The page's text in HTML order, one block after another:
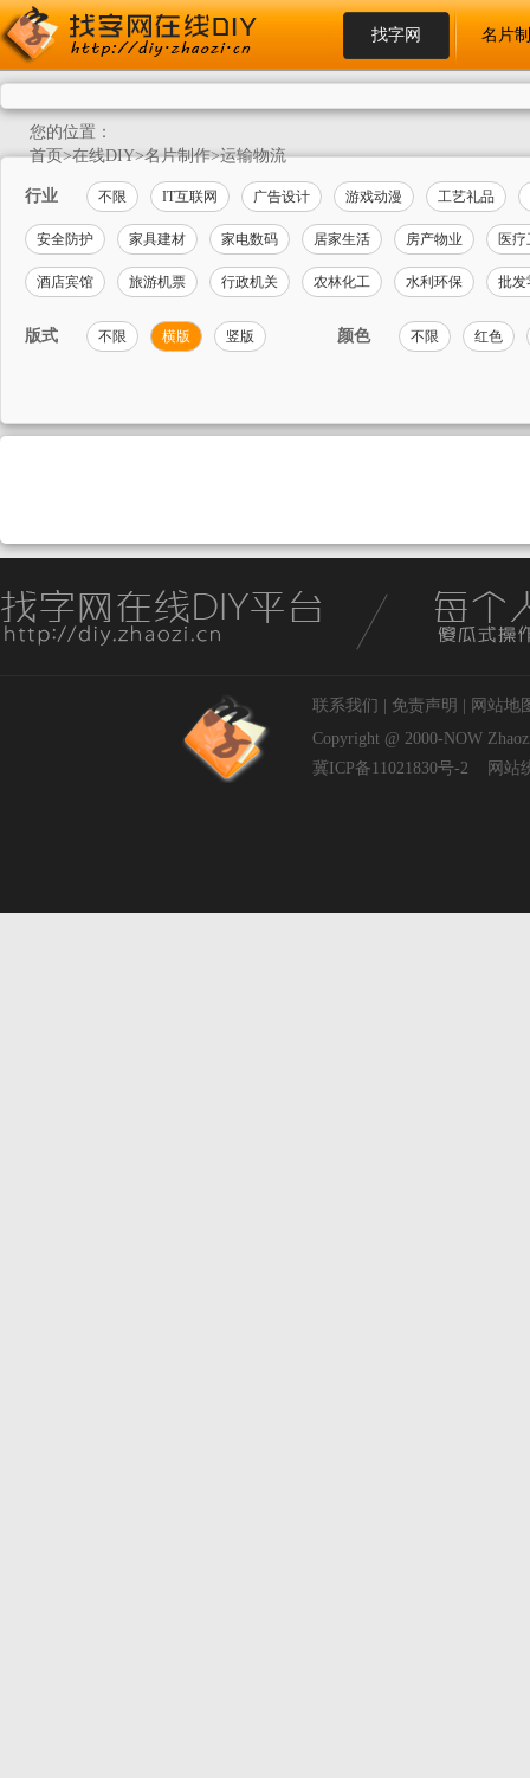
找字网 名片
您的位置：
首页>在线DIY>名片制作>运输物流
行业 不限 IT互联网 广告设计 游戏动漫 工艺礼品
安全防护 家具建材 家电数码 居家生活 房产物业 医
酒店宾馆 旅游机票 行政机关 农林化工 水利环保 批发
版式 不限 横版 竖版 颜色 不限 红色
联系我们 免责声明
网站地
Copyright @ 2000-NOW
冀ICP备11021830号-2
网站